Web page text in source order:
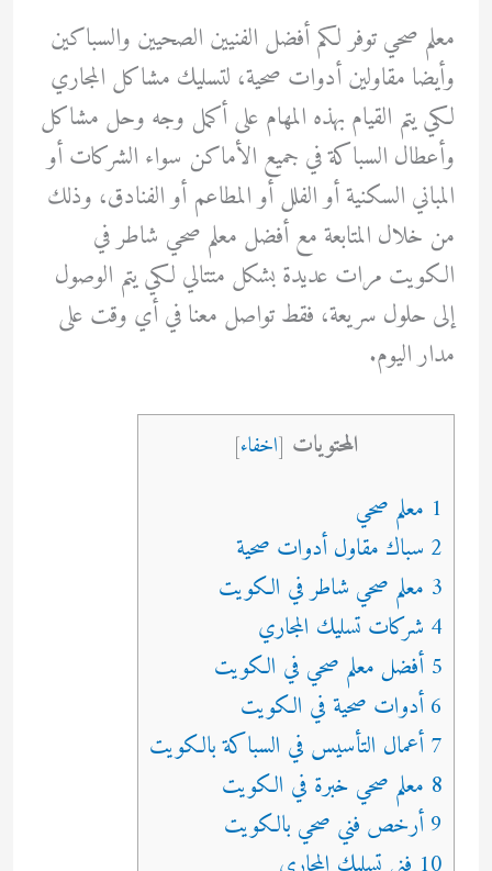
معلم صحي توفر لكم أفضل الفنيين الصحيين والسباكين
وأيضا مقاولين أدوات صحية، لتسليك مشاكل المجاري
لكي يتم القيام بهذه المهام على أكمل وجه وحل مشاكل
وأعطال السباكة في جميع الأماكن سواء الشركات أو
المباني السكنية أو الفلل أو المطاعم أو الفنادق، وذلك
من خلال المتابعة مع أفضل معلم صحي شاطر في
الكويت مرات عديدة بشكل متتالي لكي يتم الوصول
إلى حلول سريعة، فقط تواصل معنا في أي وقت على
مدار اليوم.
المحتويات [اخفاء]
1 معلم صحي
2 سباك مقاول أدوات صحية
3 معلم صحي شاطر في الكويت
4 شركات تسليك المجاري
5 أفضل معلم صحي في الكويت
6 أدوات صحية في الكويت
7 أعمال التأسيس في السباكة بالكويت
8 معلم صحي خبرة في الكويت
9 أرخص فني صحي بالكويت